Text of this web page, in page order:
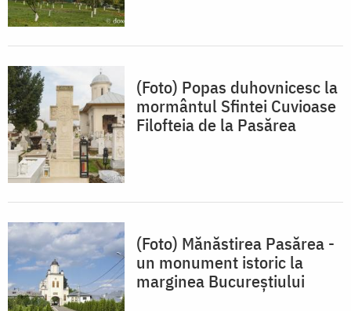
(Foto) Popas duhovnicesc la
mormântul Sfintei Cuvioase
Filofteia de la Pasărea
(Foto) Mănăstirea Pasărea -
un monument istoric la
marginea Bucureștiului